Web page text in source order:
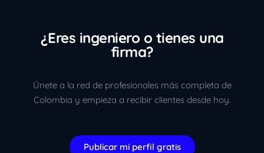
¿Eres ingeniero o tienes una
firma?
Únete a la red de profesionales más completa de
Colombia y empieza a recibir clientes desde hoy.
Publicar mi perfil gratis